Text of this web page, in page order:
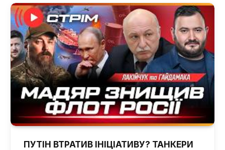
ПУТІН ВТРАТИВ ІНІЦІАТИВУ? ТАНКЕРИ